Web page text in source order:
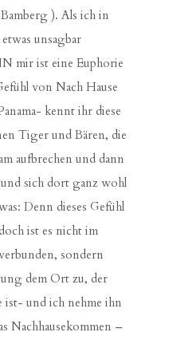
). Als ich in
unsagbar
mir ist eine Euphorie
von Nach Hause
kennt ihr diese
Tiger und Bären, die
aufbrechen und dann
sich dort ganz wohl
Denn dieses Gefühl
ist es nicht im
sondern
dem Ort zu, der
ist- und ich nehme ihn
Nachhausekommen –